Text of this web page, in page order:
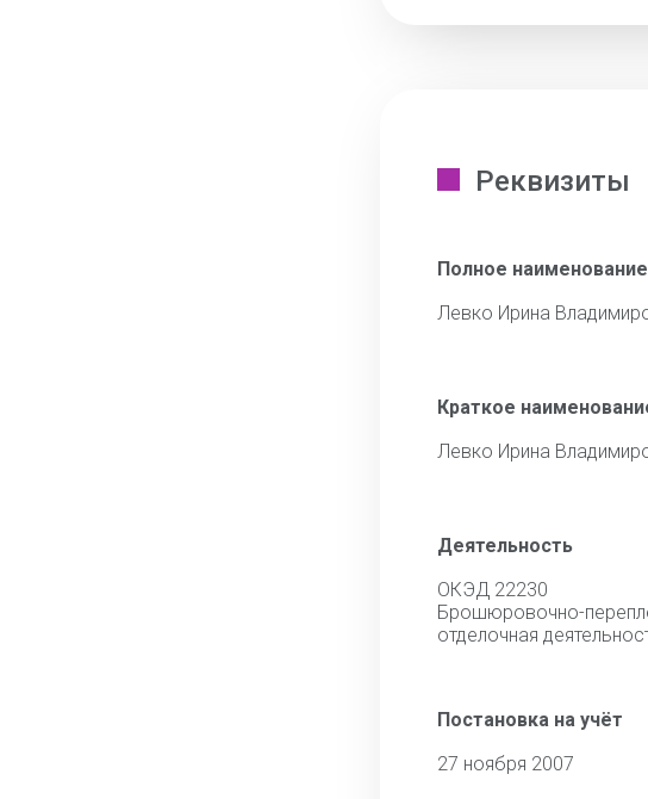
Реквизиты
Полное наименование
Левко Ирина
Краткое
Левко Ирина
Деятельность
ОКЭД 22230
Брошюровочно-
отделочная
Постановка на учёт
27 ноября 2007